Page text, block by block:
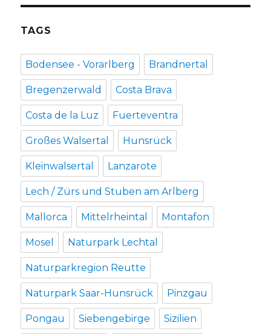
TAGS
Bodensee - Vorarlberg Brandnertal
Bregenzerwald Costa Brava
Costa de la Luz Fuerteventra
Großes Walsertal Hunsrück
Kleinwalsertal Lanzarote
Lech / Zürs und Stuben am Arlberg
Mallorca Mittelrheintal Montafon
Mosel Naturpark Lechtal
Naturparkregion Reutte
Naturpark Saar-Hunsrück Pinzgau
Pongau Siebengebirge Sizilien